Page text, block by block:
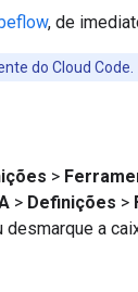
, de
do Cloud Code.
>
> Definições >
desmarque a